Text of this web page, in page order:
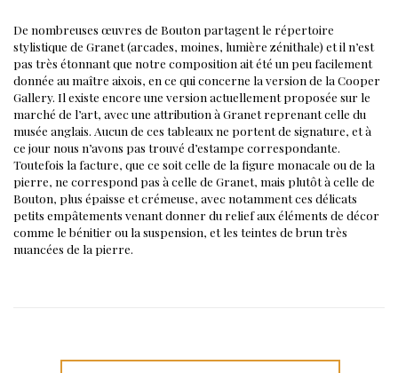
De nombreuses œuvres de Bouton partagent le répertoire
stylistique de Granet (arcades, moines, lumière zénithale) et il n’est
pas très étonnant que notre composition ait été un peu facilement
donnée au maître aixois, en ce qui concerne la version de la Cooper
Gallery. Il existe encore une version actuellement proposée sur le
marché de l’art, avec une attribution à Granet reprenant celle du
musée anglais. Aucun de ces tableaux ne portent de signature, et à
ce jour nous n’avons pas trouvé d’estampe correspondante.
Toutefois la facture, que ce soit celle de la figure monacale ou de la
pierre, ne correspond pas à celle de Granet, mais plutôt à celle de
Bouton, plus épaisse et crémeuse, avec notamment ces délicats
petits empâtements venant donner du relief aux éléments de décor
comme le bénitier ou la suspension, et les teintes de brun très
nuancées de la pierre.